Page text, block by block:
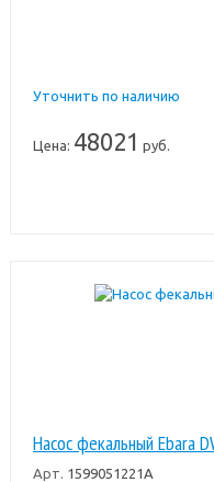
Уточнить по наличию
Цена: 48021 руб.
Насос фекальный Ebara
Арт. 1599051221A